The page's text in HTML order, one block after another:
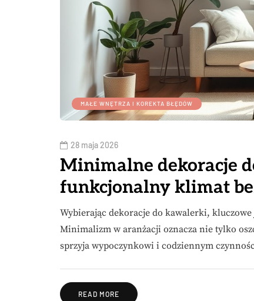
MAŁE WNĘTRZA I KOREKTA BŁĘDÓW
28 maja 2026
Minimalne dekoracje
funkcjonalny klimat
Wybierając dekoracje do kawalerki,
Minimalizm w aranżacji oznacza nie tylko
sprzyja wypoczynkowi i codziennym
READ MORE